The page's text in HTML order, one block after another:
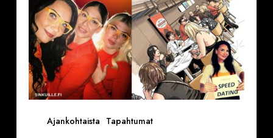
Ajankohtaista Tapahtumat
(Viking
Grace)